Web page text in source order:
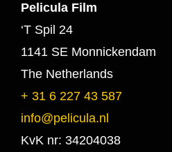
Pelicula Film
‘T Spil 24
1141 SE Monnickendam
The Netherlands
+ 31 6 227 43 587
info@pelicula.nl
KvK nr: 34204038